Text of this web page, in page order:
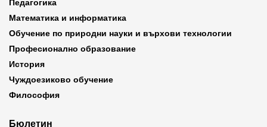
Педагогика
Математика и информатика
Обучение по природни науки и върхови технологии
Професионално образование
История
Чуждоезиково обучение
Философия
Бюлетин